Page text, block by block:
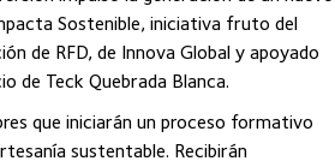
Sostenible, iniciativa fruto del
de RFD, de Innova Global y apoyado
de Teck Quebrada Blanca.
que iniciarán un proceso formativo
sustentable. Recibirán